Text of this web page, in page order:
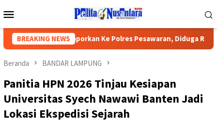
ke
Mobile
BREAKING NEWS
SMPN Dilaporkan Ke Polres Pesawaran, Diduga Rampas
Beranda BANDAR LAMPUNG
Panitia HPN 2026 Tinjau Kesiapan
Universitas Syech Nawawi Banten Jadi
Lokasi Ekspedisi Sejarah